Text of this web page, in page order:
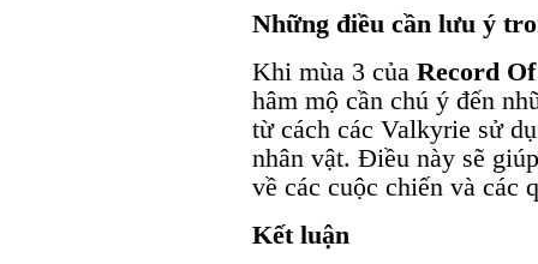
Những điều cần lưu ý
Khi mùa 3 của Record
hâm mộ cần chú ý đến
từ cách các Valkyrie sử
nhân vật. Điều này sẽ
về các cuộc chiến và các
Kết luận